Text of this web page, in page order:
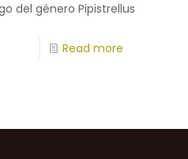
del género Pipistrellus
Read more